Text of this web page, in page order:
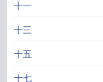
十一
十三
十五
十七